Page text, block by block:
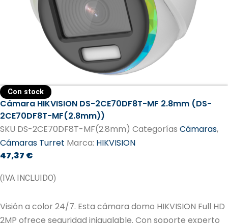
Con stock
Cámara HIKVISION DS-2CE70DF8T-MF 2.8mm (DS-
2CE70DF8T-MF(2.8mm))
SKU DS-2CE70DF8T-MF(2.8mm) Categorías Cámaras,
Cámaras Turret Marca: HIKVISION
47,37 €
(IVA INCLUIDO)
Visión a color 24/7. Esta cámara domo HIKVISION Full HD
2MP ofrece seguridad inigualable. Con soporte experto